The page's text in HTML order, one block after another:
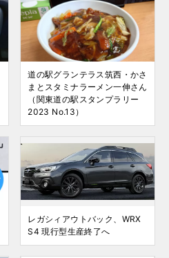
道の駅グランテラス筑西・かさ
まとスタミナラーメン一伸さん
（関東道の駅スタンプラリー
2023 No.13）
レガシィアウトバック、WRX
S4 現行型生産終了へ